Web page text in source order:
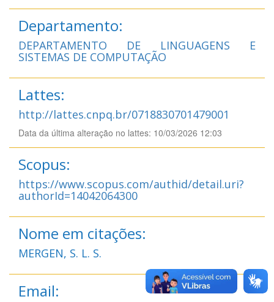
Departamento:
DEPARTAMENTO DE LINGUAGENS E
SISTEMAS DE COMPUTAÇÃO
Lattes:
http://lattes.cnpq.br/0718830701479001
Data da última alteração no lattes: 10/03/2026 12:03
Scopus:
https://www.scopus.com/authid/detail.uri?
authorId=14042064300
Nome em citações:
MERGEN, S. L. S.
Email: